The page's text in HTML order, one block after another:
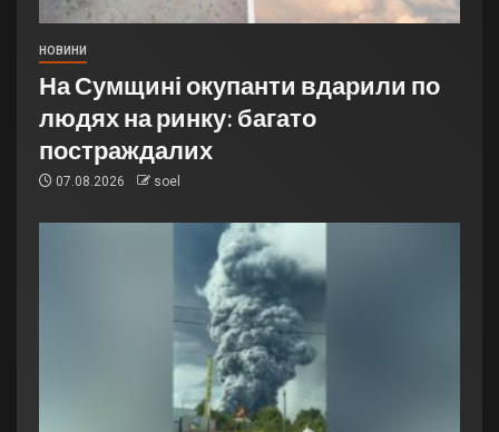
НОВИНИ
На Сумщині окупанти вдарили по
людях на ринку: багато
постраждалих
07.08.2026 soel